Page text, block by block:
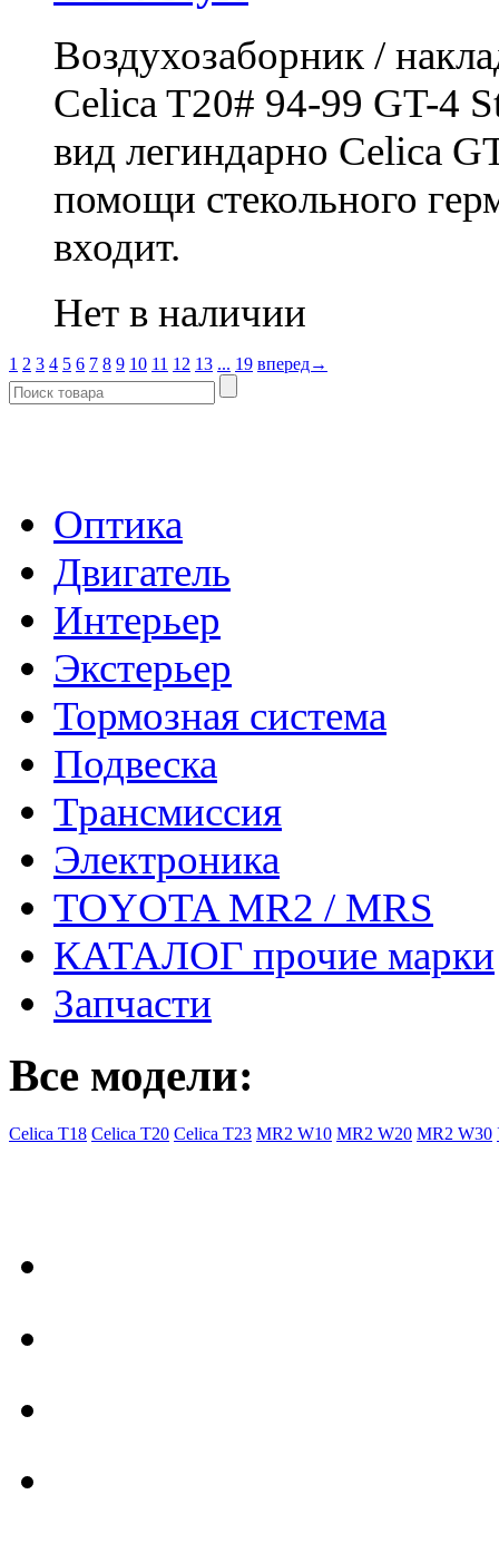
Воздухозаборник /
Celica T20# 94-99 GT-4
вид легиндарно Celica
помощи стекольного
входит.
Нет в наличии
1 2 3 4 5 6 7 8 9 10 11 12 13 ... 19 вперед→
Оптика
Двигатель
Интерьер
Экстерьер
Тормозная система
Подвеска
Трансмиссия
Электроника
TOYOTA MR2 / MRS
КАТАЛОГ прочие марки
Запчасти
Все модели:
Celica T18 Celica T20 Celica T23 MR2 W10 MR2 W20 MR2 W30